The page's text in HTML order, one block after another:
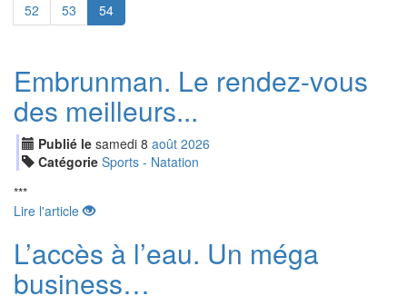
52
53 54
Embrunman. Le rendez-vous
des meilleurs...
Publié le samedi 8 août 2026
Catégorie Sports - Natation
***
Lire l'article
L’accès à l’eau. Un méga
business…